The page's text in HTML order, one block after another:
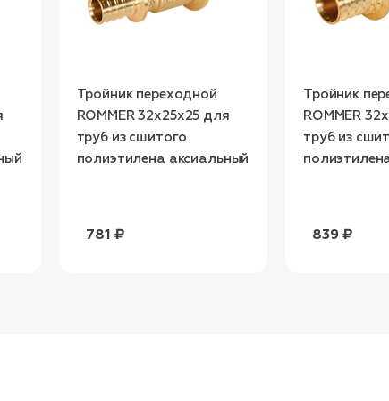
Тройник переходной
ROMMER 32x25x25 для
труб из сшитого
полиэтилена аксиальный
781 ₽
Тройник
ROMMER
труб из
839 ₽